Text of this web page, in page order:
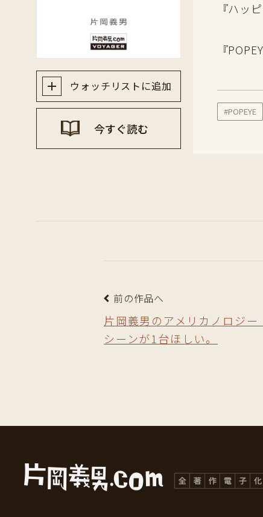
ウォッチリストに追加
今すぐ読む
『ハッ
『
#POPEYE
前の作品へ
片岡義男のアメリカノロジ
シーンが1台ほしい。